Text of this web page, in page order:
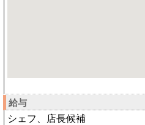
給与
シェフ、店長候補